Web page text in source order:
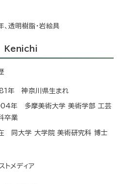
透明樹脂・岩絵具
Kenichi
年 神奈川県生まれ
年 多摩美術大学 美術学部 工芸
卒業
同大学 大学院 美術研究科 博士
トメディア